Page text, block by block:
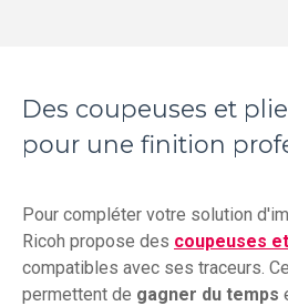
Des coupeuses et
pour une finition
Pour compléter votre solution
Ricoh propose des coupeuses
compatibles avec ses traceurs.
permettent de gagner du temps